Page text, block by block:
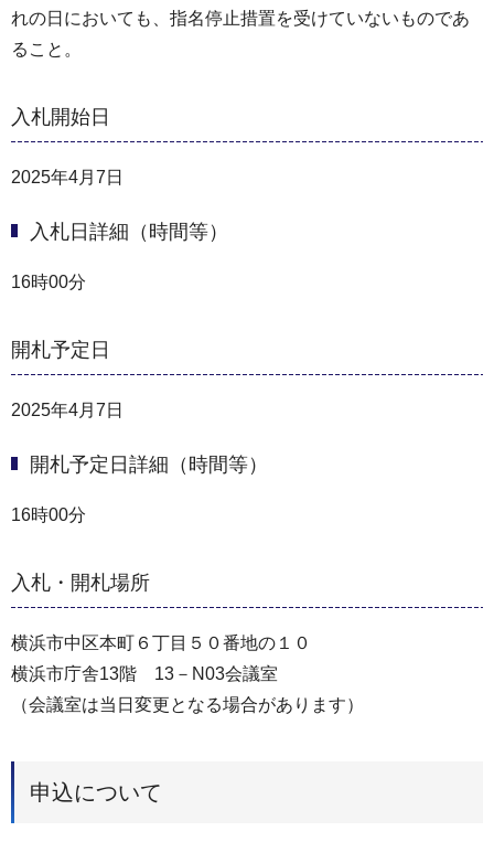
れの日においても、指名停止措置を受けていないものであ
ること。
入札開始日
2025年4月7日
入札日詳細（時間等）
16時00分
開札予定日
2025年4月7日
開札予定日詳細（時間等）
16時00分
入札・開札場所
横浜市中区本町６丁目５０番地の１０
横浜市庁舎13階 13－N03会議室
（会議室は当日変更となる場合があります）
申込について